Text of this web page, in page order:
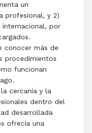
un
profesional, y 2)
internacional, por
conocer más de
procedimientos
funcionan
cercanía y la
dentro del
desarrollada
ofrecía una